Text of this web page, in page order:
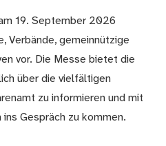
19. September 2026
Verbände, gemeinnützige
vor. Die Messe bietet die
über die vielfältigen
zu informieren und mit
Gespräch zu kommen.